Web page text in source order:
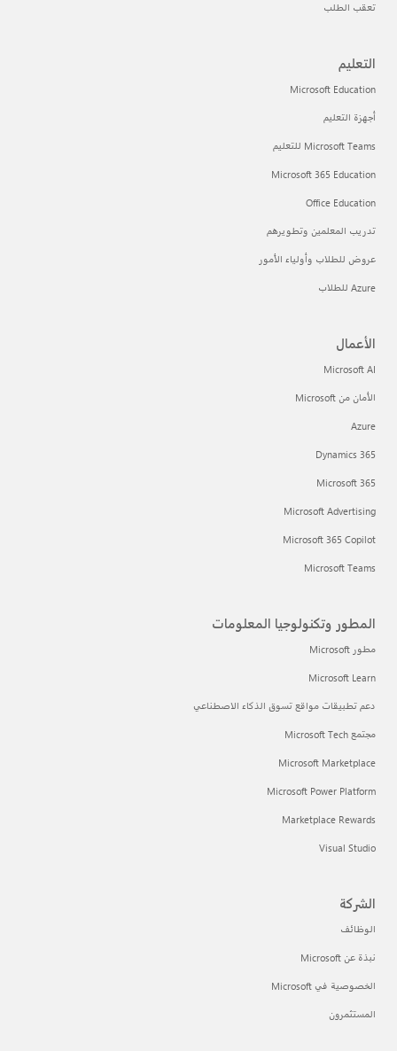
تعقب الطلب
التعليم
Microsoft Education
أجهزة التعليم
Microsoft Teams للتعليم
Microsoft 365 Education
Office Education
تدريب المعلمين وتطويرهم
عروض للطلاب وأولياء الأمور
Azure للطلاب
الأعمال
Microsoft AI
الأمان من Microsoft
Azure
Dynamics 365
Microsoft 365
Microsoft Advertising
Microsoft 365 Copilot
Microsoft Teams
المطور وتكنولوجيا المعلومات
مطور Microsoft
Microsoft Learn
دعم تطبيقات مواقع تسوق الذكاء الاصطناعي
مجتمع Microsoft Tech
Microsoft Marketplace
Microsoft Power Platform
Marketplace Rewards
Visual Studio
الشركة
الوظائف
نبذة عن Microsoft
الخصوصية في Microsoft
المستثمرون